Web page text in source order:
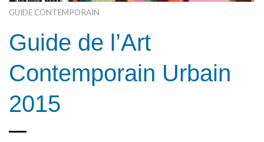
GUIDE CONTEMPORAIN
Guide de l’Art
Contemporain Urbain
2015